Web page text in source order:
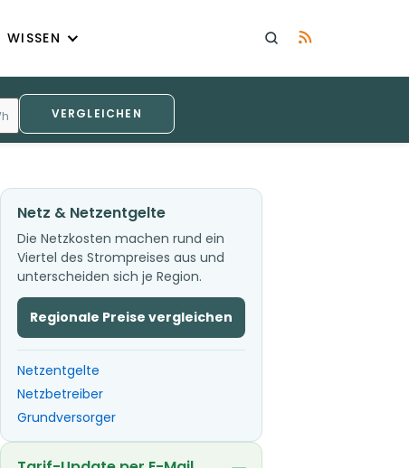
WISSEN
VERGLEICHEN
Netz & Netzentgelte
Die Netzkosten machen rund ein
Viertel des Strompreises aus und
unterscheiden sich je Region.
Regionale Preise vergleichen
Netzentgelte
Netzbetreiber
Grundversorger